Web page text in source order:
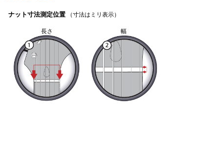
ナット寸法測定位置 （寸法はミリ表示）
長さ
幅